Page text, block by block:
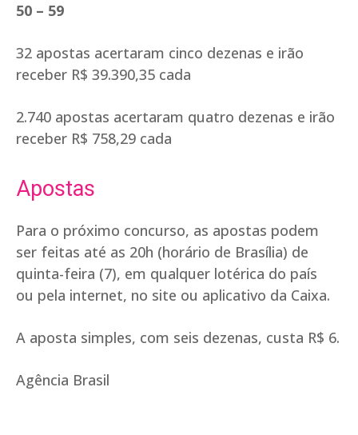
50 – 59
32 apostas acertaram cinco dezenas e irão
receber R$ 39.390,35 cada
2.740 apostas acertaram quatro dezenas e irão
receber R$ 758,29 cada
Apostas
Para o próximo concurso, as apostas podem
ser feitas até as 20h (horário de Brasília) de
quinta-feira (7), em qualquer lotérica do país
ou pela internet, no site ou aplicativo da Caixa.
A aposta simples, com seis dezenas, custa R$ 6.
Agência Brasil